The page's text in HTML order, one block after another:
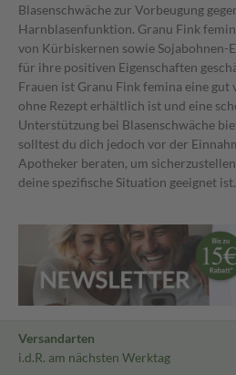
Blasenschwäche zur Vorbeugung
Harnblasenfunktion. Granu Fink
von Kürbiskernen sowie
für ihre positiven Eigenschaften
Frauen ist Granu Fink femina eine
ohne Rezept erhältlich ist und eine
Unterstützung bei Blasenschwäche
solltest du dich jedoch vor der
Apotheker beraten, um
deine spezifische Situation geeignet ist.
Versandarten
i.d.R. am nächsten Werktag